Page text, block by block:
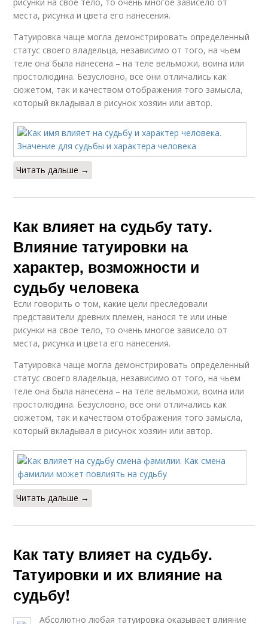
места, рисунка и цвета его нанесения.
Татуировка чаще могла демонстрировать определенный
статус своего владельца, независимо от того, на чьем
теле она была нанесена – на теле вельможи, воина или
простолюдина. Безусловно, все они отличались как
сюжетом, так и качеством отображения того замысла,
который вкладывал в рисунок хозяин или автор.
Читать дальше →
Как влияет на судьбу тату.
Влияние татуировки на
характер, возможности и
судьбу человека
Если говорить о том, какие цели преследовали
представители древних племен, нанося те или иные
рисунки на свое тело, то очень многое зависело от
места, рисунка и цвета его нанесения.
Татуировка чаще могла демонстрировать определенный
статус своего владельца, независимо от того, на чьем
теле она была нанесена – на теле вельможи, воина или
простолюдина. Безусловно, все они отличались как
сюжетом, так и качеством отображения того замысла,
который вкладывал в рисунок хозяин или автор.
Читать дальше →
Как тату влияет на судьбу.
Татуировки и их влияние на
судьбу!
Абсолютно любая татуировка оказывает влияние